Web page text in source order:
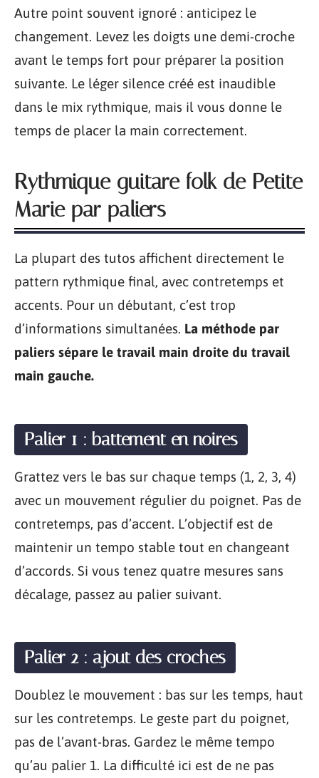
Autre point souvent ignoré : anticipez le
changement. Levez les doigts une demi-croche
avant le temps fort pour préparer la position
suivante. Le léger silence créé est inaudible
dans le mix rythmique, mais il vous donne le
temps de placer la main correctement.
Rythmique guitare folk de Petite
Marie par paliers
La plupart des tutos affichent directement le
pattern rythmique final, avec contretemps et
accents. Pour un débutant, c’est trop
d’informations simultanées. La méthode par
paliers sépare le travail main droite du travail
main gauche.
Palier 1 : battement en noires
Grattez vers le bas sur chaque temps (1, 2, 3, 4)
avec un mouvement régulier du poignet. Pas de
contretemps, pas d’accent. L’objectif est de
maintenir un tempo stable tout en changeant
d’accords. Si vous tenez quatre mesures sans
décalage, passez au palier suivant.
Palier 2 : ajout des croches
Doublez le mouvement : bas sur les temps, haut
sur les contretemps. Le geste part du poignet,
pas de l’avant-bras. Gardez le même tempo
qu’au palier 1. La difficulté ici est de ne pas